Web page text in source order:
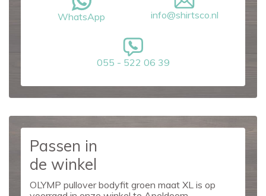
WhatsApp info@shirtsco.nl
055 - 522 06 39
Passen in
de winkel
OLYMP pullover bodyfit groen maat XL is op